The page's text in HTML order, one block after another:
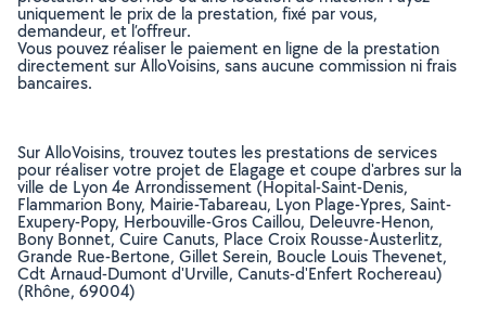
uniquement le prix de la prestation, fixé par vous,
demandeur, et l’offreur.
Vous pouvez réaliser le paiement en ligne de la prestation
directement sur AlloVoisins, sans aucune commission ni frais
bancaires.
Sur AlloVoisins, trouvez toutes les prestations de services
pour réaliser votre projet de Elagage et coupe d'arbres sur la
ville de Lyon 4e Arrondissement (Hopital-Saint-Denis,
Flammarion Bony, Mairie-Tabareau, Lyon Plage-Ypres, Saint-
Exupery-Popy, Herbouville-Gros Caillou, Deleuvre-Henon,
Bony Bonnet, Cuire Canuts, Place Croix Rousse-Austerlitz,
Grande Rue-Bertone, Gillet Serein, Boucle Louis Thevenet,
Cdt Arnaud-Dumont d'Urville, Canuts-d'Enfert Rochereau)
(Rhône, 69004)